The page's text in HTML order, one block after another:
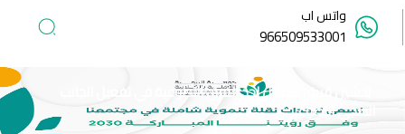
واتس اب
966509533001
تدشين فريق سمايل احد الفرق التطوعية في تفعيل الجانب
الصحي التطوعي